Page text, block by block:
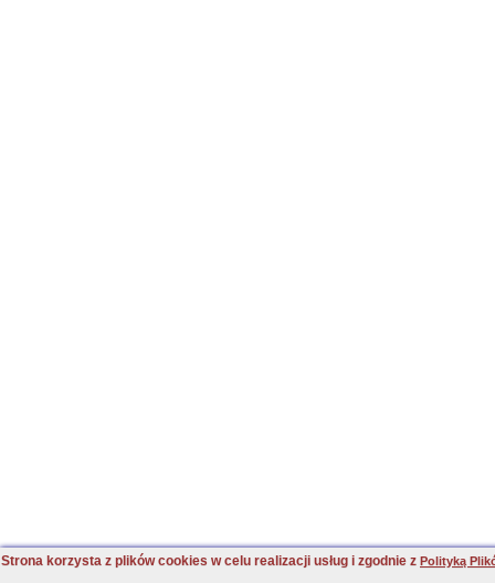
Strona korzysta z plików cookies w celu realizacji usług i zgodnie z Polityką